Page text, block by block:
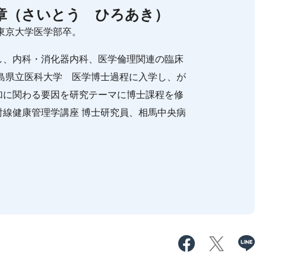
（さいとう ひろあき）
大学医学部卒。
内科・消化器内科、医学倫理関連の臨床
県立医科大学 医学博士過程に入学し、が
関わる要因を研究テーマに博士課程を修
健康管理学講座 博士研究員、相馬中央病